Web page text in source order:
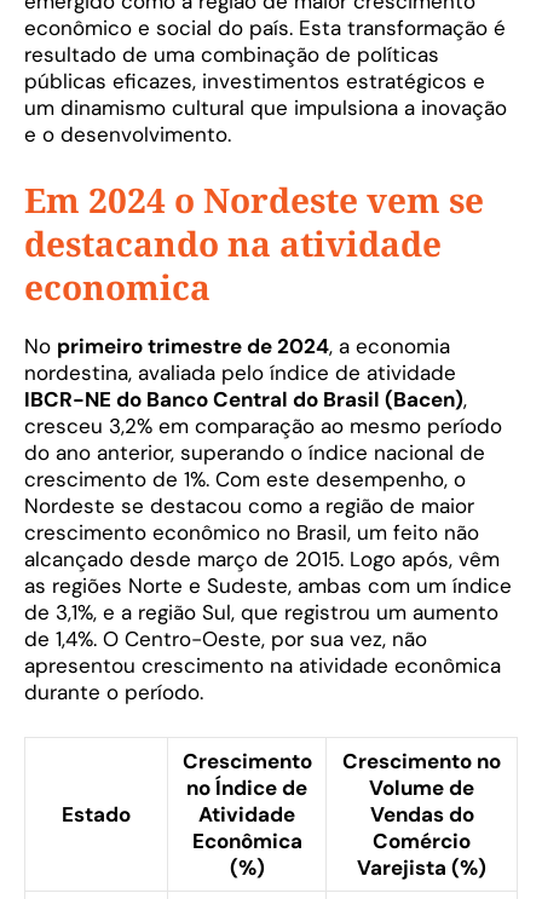
econômico e social do país. Esta transformação é
resultado de uma combinação de políticas
públicas eficazes, investimentos estratégicos e
um dinamismo cultural que impulsiona a inovação
e o desenvolvimento.
Em 2024 o Nordeste vem se
destacando na atividade
economica
No primeiro trimestre de 2024, a economia
nordestina, avaliada pelo índice de atividade
IBCR-NE do Banco Central do Brasil (Bacen),
cresceu 3,2% em comparação ao mesmo período
do ano anterior, superando o índice nacional de
crescimento de 1%. Com este desempenho, o
Nordeste se destacou como a região de maior
crescimento econômico no Brasil, um feito não
alcançado desde março de 2015. Logo após, vêm
as regiões Norte e Sudeste, ambas com um índice
de 3,1%, e a região Sul, que registrou um aumento
de 1,4%. O Centro-Oeste, por sua vez, não
apresentou crescimento na atividade econômica
durante o período.
Estado
Crescimento
no Índice de
Atividade
Econômica
(%)
Crescimento no
Volume de
Vendas do
Comércio
Varejista (%)